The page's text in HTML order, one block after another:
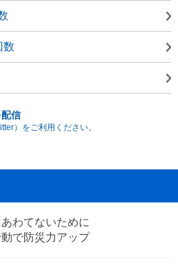
数
信
）をご利用ください。
わてないために
で防災力アップ